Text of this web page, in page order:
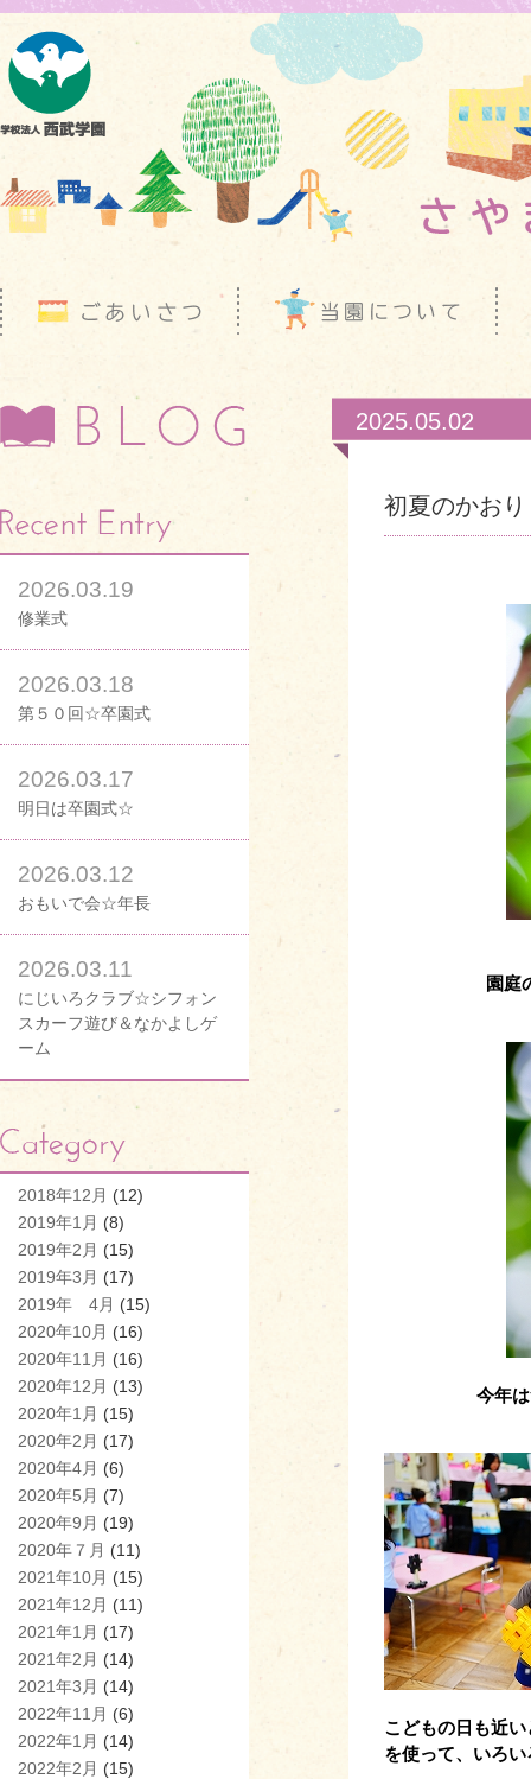
2026.03.19
修業式
2026.03.18
第５０回☆卒園式
2026.03.17
明日は卒園式☆
2026.03.12
おもいで会☆年長
2026.03.11
にじいろクラブ☆シフォン
スカーフ遊び＆なかよしゲ
ーム
2018年12月 (12)
2019年1月 (8)
2019年2月 (15)
2019年3月 (17)
2019年 4月 (15)
2020年10月 (16)
2020年11月 (16)
2020年12月 (13)
2020年1月 (15)
2020年2月 (17)
2020年4月 (6)
2020年5月 (7)
2020年9月 (19)
2020年７月 (11)
2021年10月 (15)
2021年12月 (11)
2021年1月 (17)
2021年2月 (14)
2021年3月 (14)
2022年11月 (6)
2022年1月 (14)
2022年2月 (15)
2025.05.02
初夏のかおり
園庭
今年
こどもの日も近
を使って、いろ